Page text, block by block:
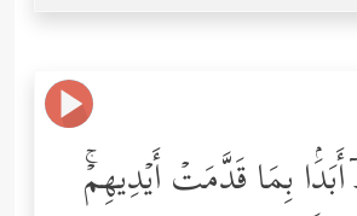
أَبَدَۢا بِمَا قَدَّمَتۡ أَیۡدِیهِمۡۚ